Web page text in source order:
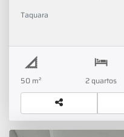
Segurança 24h.Valor de
Lucas Almeida_______"☑
Aceitamos carro como
financiamento em até
Hospitais, Mercados,
Padarias, Bancos,
Transportes e muito
5 | (2 1) 9 6 6 2 5 - 3 1 3
Taquara
50 m² 2 quartos